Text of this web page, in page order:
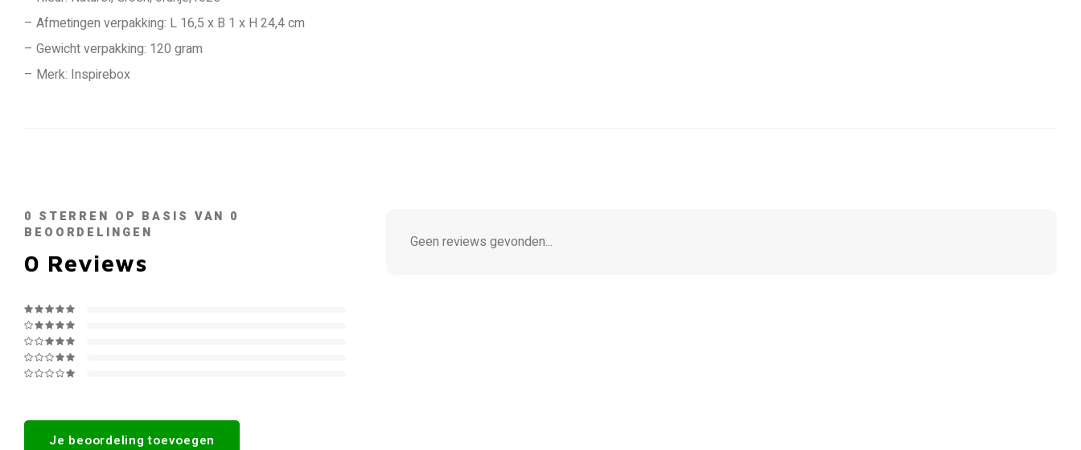
– Afmetingen verpakking: L 16,5 x B 1 x H 24,4 cm
– Gewicht verpakking: 120 gram
– Merk: Inspirebox
0 STERREN OP BASIS VAN 0
BEOORDELINGEN
0 Reviews
Je beoordeling toevoegen
Geen reviews gevonden...